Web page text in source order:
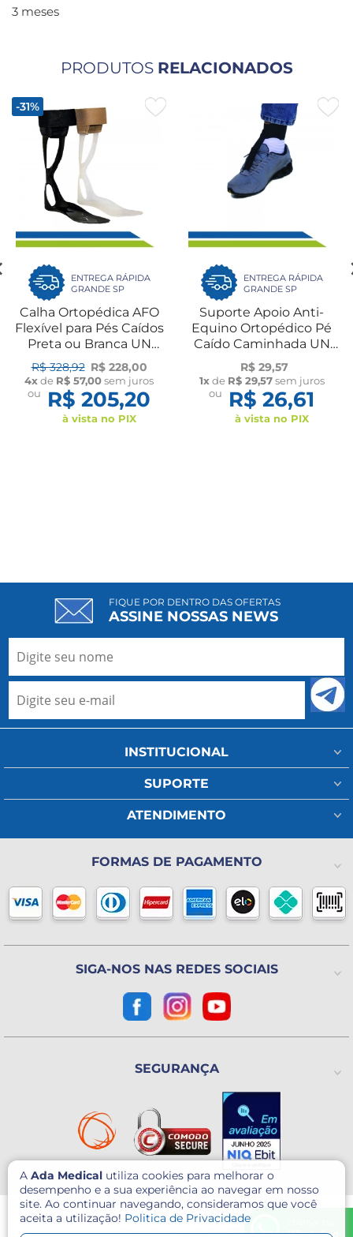
3 meses
PRODUTOS RELACIONADOS
-31%
ENTREGA RÁPIDA
GRANDE SP
Calha Ortopédica AFO
Flexível para Pés Caídos
Preta ou Branca UN
Dilepé
R$ 328,92 R$ 228,00
4xde R$ 57,00sem juros
ou
R$ 205,20
à vista no PIX
ENTREGA RÁPIDA
GRANDE SP
Suporte Apoio Anti-
Equino Ortopédico Pé
Caído Caminhada UN
Dilepé
R$ 29,57
1xde R$ 29,57sem juros
ou
R$ 26,61
à vista no PIX
WhatsApp
A Ada Medical utiliza cookies para melhorar o
desempenho e a sua experiência ao navegar em nosso
site. Ao continuar navegando, consideramos que você
aceita a utilização! Politica de Privacidade
FIQUE POR DENTRO DAS OFERTAS
ASSINE NOSSAS NEWS
INSTITUCIONAL
Minha Conta
Fale Conosco
Meus Pedidos
Lista de Desejos
Blog
SUPORTE
Assistência Técnica
Política de Privacidade
Política de Trocas ou Devoluções
ATENDIMENTO
(11) 93802-1111
(11) 2325-4371
Horário de atendimento
De 2ª a 6ª feira das 8h às 18h
(Exceto Feriados)
Utinga - Santo André / SP
CEP: 09220-611
Como chegar?
CNPJ: 07.003.260/0001-60
FORMAS DE PAGAMENTO
SIGA-NOS NAS REDES SOCIAIS
SEGURANÇA
© 2026 - Ada Medical - Todos direitos reservados.
Este site é protegido por reCAPTCHA e o GooglePolítica de Privacidade
Termos de serviçose aplicam.